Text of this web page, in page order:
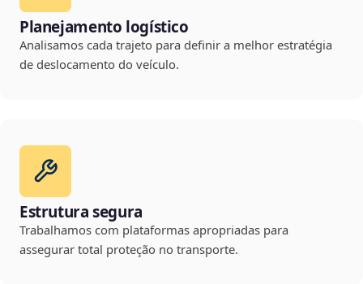
Planejamento logístico
Analisamos cada trajeto para definir a melhor estratégia
de deslocamento do veículo.
Estrutura segura
Trabalhamos com plataformas apropriadas para
assegurar total proteção no transporte.